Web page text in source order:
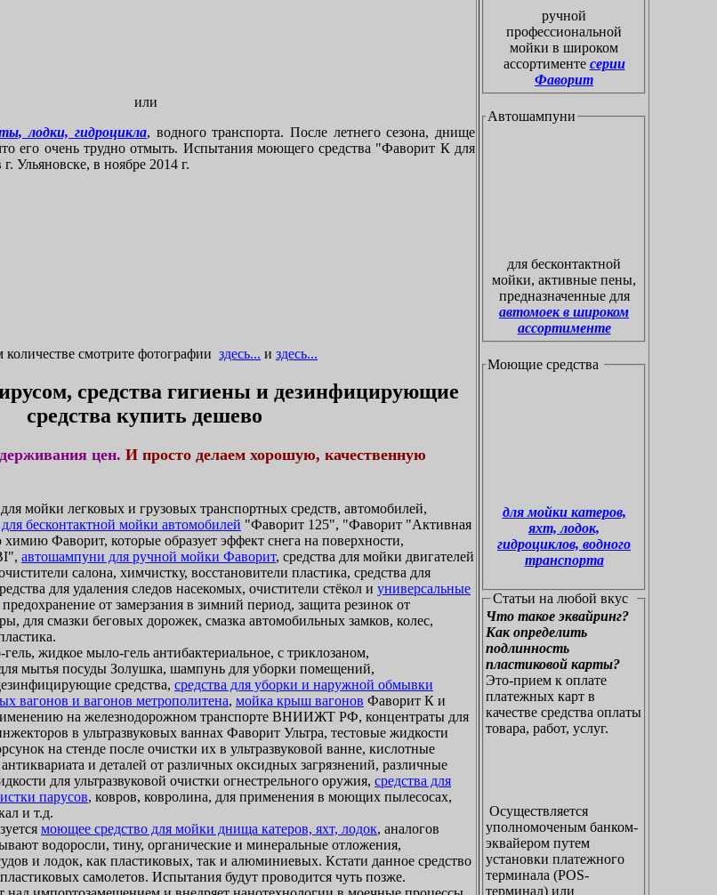
или
лодки, гидроцикла, водного транспорта. После летнего сезона, днище
его очень трудно отмыть. Испытания моющего средства "Фаворит К для
Ульяновске, в ноябре 2014 г.
смотрите фотографии здесь... и здесь...
средства гигиены и дезинфицирующие
средства купить дешево
цен. И просто делаем хорошую, качественную
мойки легковых и грузовых транспортных средств, автомобилей,
бесконтактной мойки автомобилей "Фаворит 125", "Фаворит "Активная
Фаворит, которые образует эффект снега на поверхности,
автошампуни для ручной мойки Фаворит, средства для мойки двигателей
салона, химчистку, восстановители пластика, средства для
для удаления следов насекомых, очистители стёкол и универсальные
предохранение от замерзания в зимний период, защита резинок от
для смазки беговых дорожек, смазка автомобильных замков, колес,
жидкое мыло-гель антибактериальное, с триклозаном,
мытья посуды Золушка, шампунь для уборки помещений,
средства, средства для уборки и наружной обмывки
вагонов и вагонов метрополитена, мойка крыш вагонов Фаворит К и
на железнодорожном транспорте ВНИИЖТ РФ, концентраты для
в ультразвуковых ваннах Фаворит Ультра, тестовые жидкости
на стенде после очистки их в ультразвуковой ванне, кислотные
и деталей от различных оксидных загрязнений, различные
для ультразвуковой очистки огнестрельного оружия, средства для
парусов, ковров, ковролина, для применения в моющих пылесосах,
и т.д.
моющее средство для мойки днища катеров, яхт, лодок, аналогов
водоросли, тину, органические и минеральные отложения,
и лодок, как пластиковых, так и алюминиевых. Кстати данное средство
самолетов. Испытания будут проводится чуть позже.
ручной
профессиональной
мойки в широком
ассортименте серии
Фаворит
Автошампуни
для бесконтактной
мойки, активные пены,
предназначенные для
автомоек в широком
ассортименте
Моющие средства
для мойки катеров,
яхт, лодок,
гидроциклов, водного
транспорта
Статьи на любой вкус
Что такое эквайринг?
Как определить
подлинность
пластиковой карты?
Это-прием к оплате
платежных карт в
качестве средства оплаты
товара, работ, услуг.
Осуществляется
уполномоченым банком-
эквайером путем
установки платежного
терминала (POS-
терминал) или